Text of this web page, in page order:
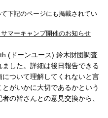
下記のページにも掲載されてい
マーキャンプ開催のお知らせ
(ドーンユース) 鈴木財団調査
した。詳細は後日報告できる
ついて理解してくれないと言
がいかに大切であるかという
の皆さんとの意見交換から、